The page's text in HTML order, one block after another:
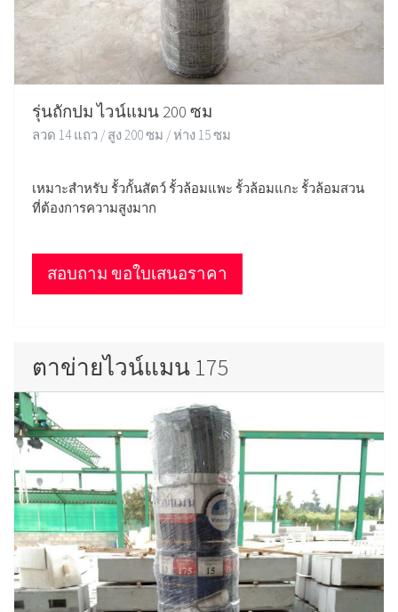
รุ่นถักปม ไวน์แมน 200 ซม
ลวด 14 แถว / สูง 200 ซม / ห่าง 15 ซม
เหมาะสำหรับ รั้วกั้นสัตว์ รั้วล้อมแพะ รั้วล้อมแกะ รั้วล้อมสวน
ที่ต้องการความสูงมาก
สอบถาม ขอใบเสนอราคา
ตาข่ายไวน์แมน 175